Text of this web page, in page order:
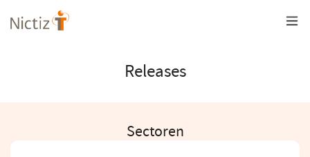
Overslaan
en
Releases
Sectoren